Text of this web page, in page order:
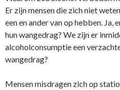
Er zijn mensen die zich niet
een en ander van op hebben. Ja,
hun wangedrag? We zijn er
alcoholconsumptie een
wangedrag?
Mensen misdragen zich op